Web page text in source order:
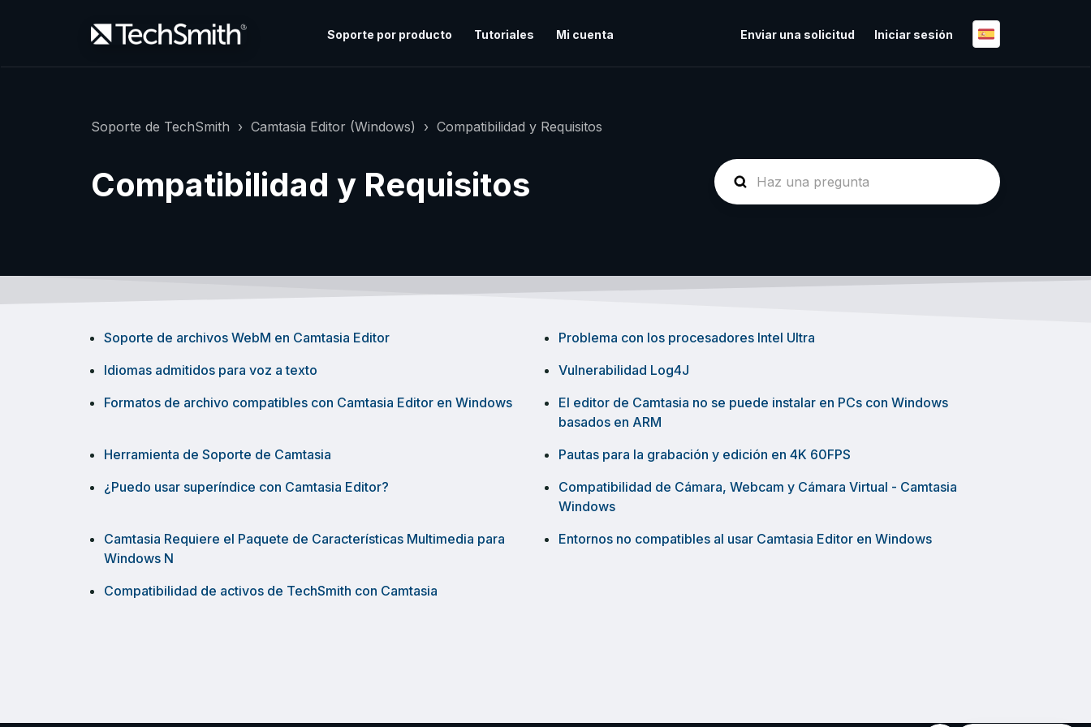
Soporte por producto Tutoriales Mi cuenta Enviar una solicitud Iniciar sesión
Soporte de TechSmith Camtasia Editor (Windows) Compatibilidad y Requisitos
Compatibilidad y Requisitos
Soporte de archivos WebM en Camtasia Editor
Problema con los procesadores Intel Ultra
Idiomas admitidos para voz a texto
Vulnerabilidad Log4J
Formatos de archivo compatibles con Camtasia Editor en Windows
El editor de Camtasia no se puede instalar en PCs con Windows
basados en ARM
Herramienta de Soporte de Camtasia
Pautas para la grabación y edición en 4K 60FPS
¿Puedo usar superíndice con Camtasia Editor?
Compatibilidad de Cámara, Webcam y Cámara Virtual - Camtasia
Windows
Camtasia Requiere el Paquete de Características Multimedia para
Windows N
Entornos no compatibles al usar Camtasia Editor en Windows
Compatibilidad de activos de TechSmith con Camtasia